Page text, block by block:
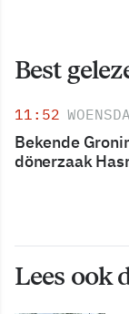
Best
11:52
Bekende
dönerzaak
Lees ook